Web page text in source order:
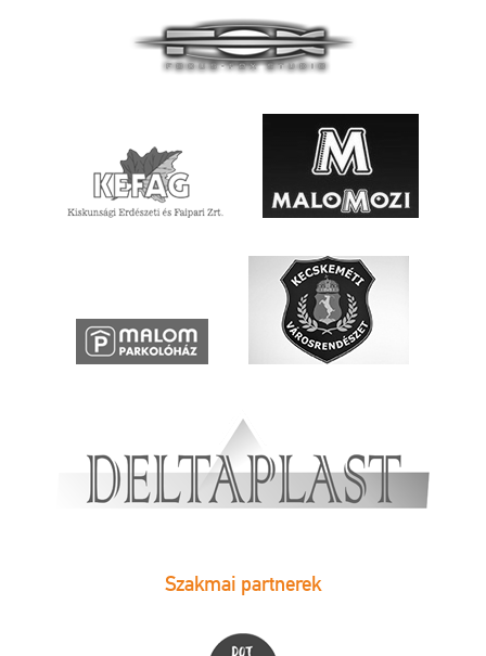
Szakmai partnerek